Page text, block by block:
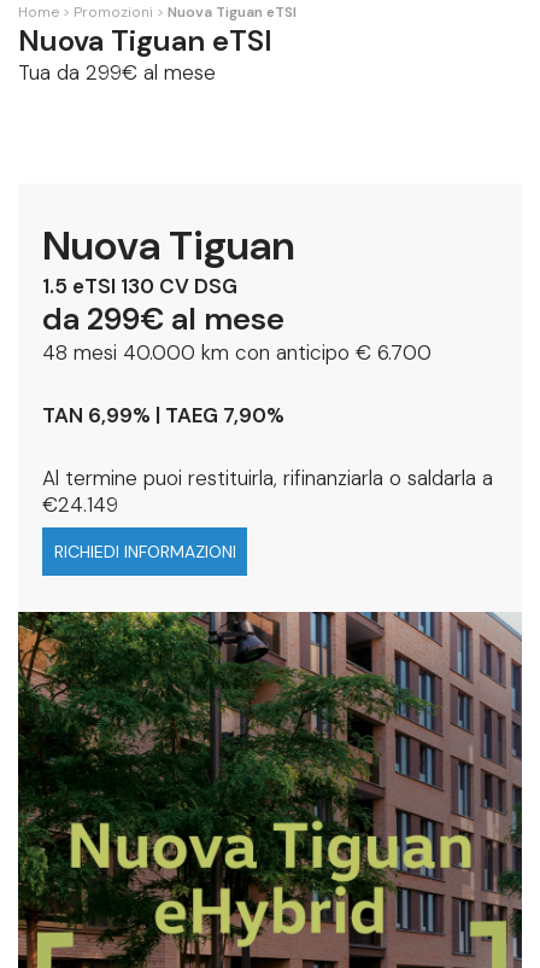
Home Promozioni Nuova Tiguan eTSI
Nuova Tiguan eTSI
Tua da 299€ al mese
Nuova Tiguan
1.5 eTSI 130 CV DSG
da 299€ al mese
48 mesi 40.000 km con anticipo € 6.700
TAN 6,99% | TAEG 7,90%
Al termine puoi restituirla, rifinanziarla o saldarla a
€24.149
RICHIEDI INFORMAZIONI